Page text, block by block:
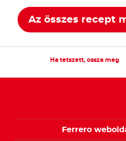
Az összes recept
Ha tetszett, ossza meg
Ferrero